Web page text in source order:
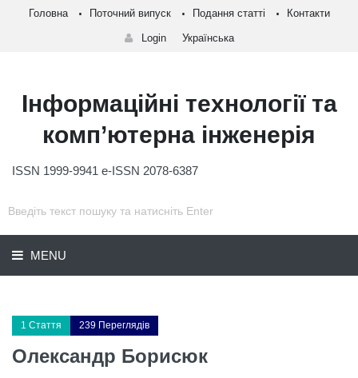
Головна Поточний випуск Подання статті Контакти
Login Українська
Інформаційні технології та
комп’ютерна інженерія
ISSN 1999-9941 e-ISSN 2078-6387
MENU
1 Стаття 239 Переглядів
Олександр Борисюк